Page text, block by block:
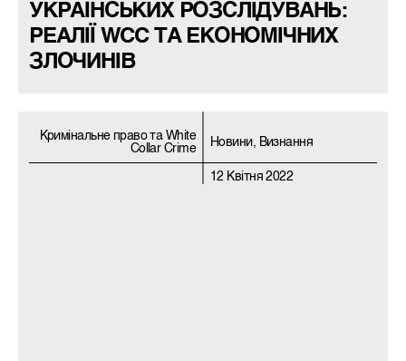
УКРАЇНСЬКИХ РОЗСЛІДУВАНЬ:
РЕАЛІЇ WCC ТА ЕКОНОМІЧНИХ
ЗЛОЧИНІВ
Кримiнальне право та White
Collar Crime
Новини, Визнання
12 Квітня 2022